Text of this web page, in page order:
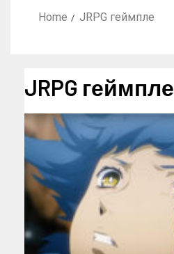
Home JRPG геймпле
JRPG геймпле